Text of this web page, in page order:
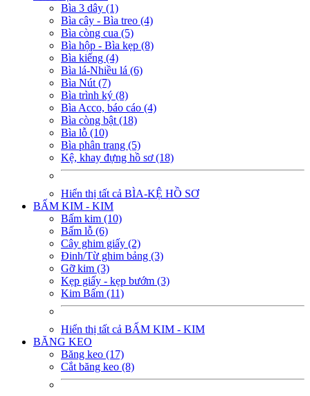
Bìa 3 dây (1)
Bìa cây - Bìa treo (4)
Bìa còng cua (5)
Bìa hộp - Bìa kẹp (8)
Bìa kiếng (4)
Bìa lá-Nhiều lá (6)
Bìa Nút (7)
Bìa trình ký (8)
Bìa Acco, báo cáo (4)
Bìa còng bật (18)
Bìa lỗ (10)
Bìa phân trang (5)
Kệ, khay đựng hồ sơ (18)
Hiển thị tất cả BÌA-KỆ HỒ SƠ
BẤM KIM - KIM
Bấm kim (10)
Bấm lỗ (6)
Cây ghim giấy (2)
Đinh/Từ ghim bảng (3)
Gỡ kim (3)
Kẹp giấy - kẹp bướm (3)
Kim Bấm (11)
Hiển thị tất cả BẤM KIM - KIM
BĂNG KEO
Băng keo (17)
Cắt băng keo (8)